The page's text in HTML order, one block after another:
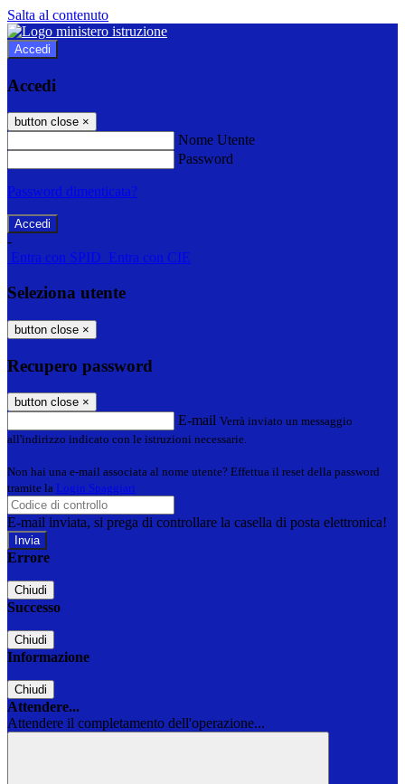
Salta al contenuto
Accedi
Accedi
button close ×
Nome Utente
Password
Password dimenticata?
-
Entra con SPID Entra con CIE
Seleziona utente
button close ×
Recupero password
button close ×
E-mail Verrà inviato un messaggio
all'indirizzo indicato con le istruzioni necessarie.
Non hai una e-mail associata al nome utente? Effettua il reset della password
tramite la Login Spaggiari
E-mail inviata, si prega di controllare la casella di posta elettronica!
Errore
Chiudi
Successo
Chiudi
Informazione
Chiudi
Attendere...
Attendere il completamento dell'operazione...